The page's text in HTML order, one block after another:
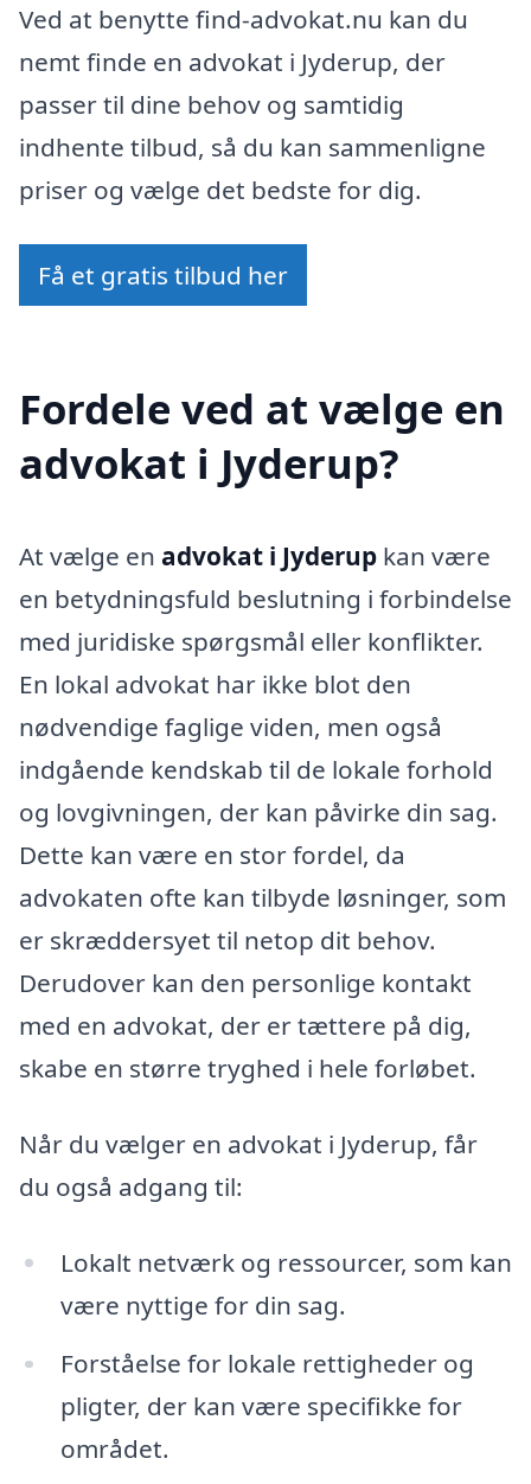
Ved at benytte find-advokat.nu kan du
nemt finde en advokat i Jyderup, der
passer til dine behov og samtidig
indhente tilbud, så du kan sammenligne
priser og vælge det bedste for dig.
Få et gratis tilbud her
Fordele ved at vælge en
advokat i Jyderup?
At vælge en advokat i Jyderup kan være
en betydningsfuld beslutning i forbindelse
med juridiske spørgsmål eller konflikter.
En lokal advokat har ikke blot den
nødvendige faglige viden, men også
indgående kendskab til de lokale forhold
og lovgivningen, der kan påvirke din sag.
Dette kan være en stor fordel, da
advokaten ofte kan tilbyde løsninger, som
er skræddersyet til netop dit behov.
Derudover kan den personlige kontakt
med en advokat, der er tættere på dig,
skabe en større tryghed i hele forløbet.
Når du vælger en advokat i Jyderup, får
du også adgang til:
Lokalt netværk og ressourcer, som kan
være nyttige for din sag.
Forståelse for lokale rettigheder og
pligter, der kan være specifikke for
området.